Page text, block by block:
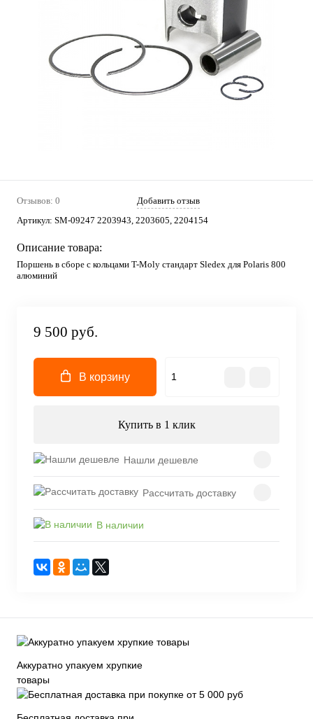
Отзывов: 0
Добавить отзыв
Артикул: SM-09247 2203943, 2203605, 2204154
Описание товара:
Поршень в сборе с кольцами T-Moly стандарт Sledex для Polaris 800
алюминий
9 500 руб.
В корзину
Купить в 1 клик
Нашли дешевле
Рассчитать доставку
В наличии
Аккуратно упакуем хрупкие
товары